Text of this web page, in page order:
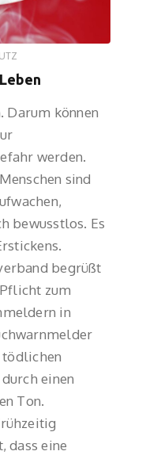
Darum können
werden.
sind
bewusstlos. Es
begrüßt
zum
in
einen
Ton.
dass eine